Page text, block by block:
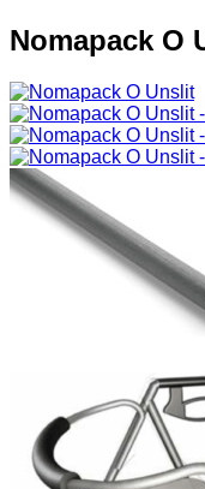
Nomapack O